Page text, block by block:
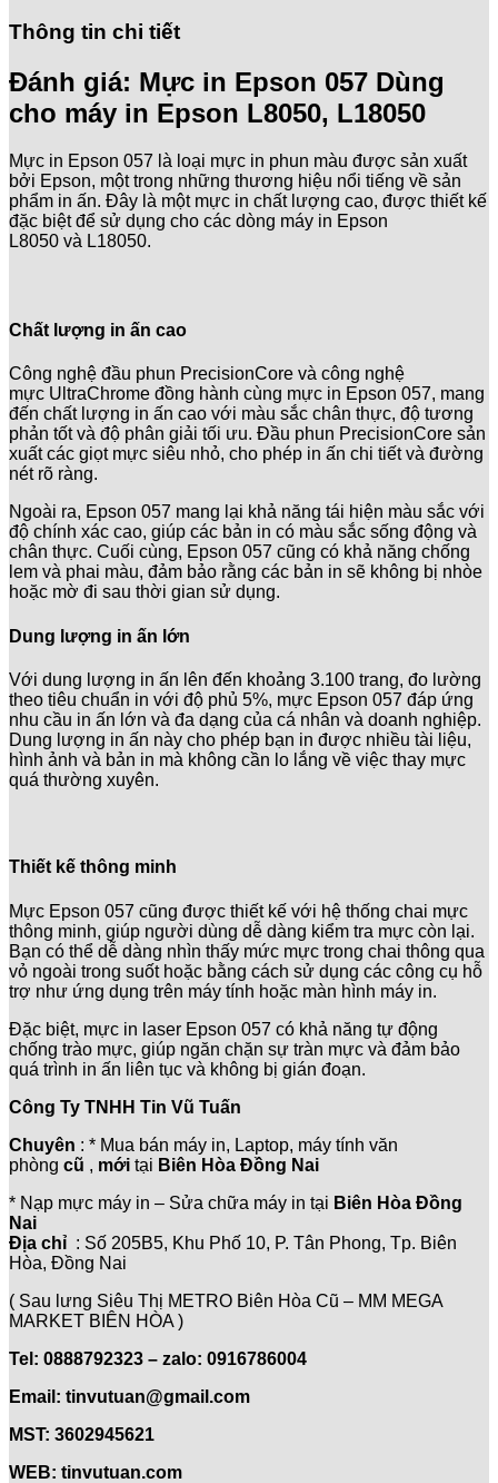
Thông tin chi tiết
Đánh giá: Mực in Epson 057 Dùng
cho máy in Epson L8050, L18050
Mực in Epson 057 là loại mực in phun màu được sản xuất
bởi Epson, một trong những thương hiệu nổi tiếng về sản
phẩm in ấn. Đây là một mực in chất lượng cao, được thiết kế
đặc biệt để sử dụng cho các dòng máy in Epson
L8050 và L18050.
Chất lượng in ấn cao
Công nghệ đầu phun PrecisionCore và công nghệ
mực UltraChrome đồng hành cùng mực in Epson 057, mang
đến chất lượng in ấn cao với màu sắc chân thực, độ tương
phản tốt và độ phân giải tối ưu. Đầu phun PrecisionCore sản
xuất các giọt mực siêu nhỏ, cho phép in ấn chi tiết và đường
nét rõ ràng.
Ngoài ra, Epson 057 mang lại khả năng tái hiện màu sắc với
độ chính xác cao, giúp các bản in có màu sắc sống động và
chân thực. Cuối cùng, Epson 057 cũng có khả năng chống
lem và phai màu, đảm bảo rằng các bản in sẽ không bị nhòe
hoặc mờ đi sau thời gian sử dụng.
Dung lượng in ấn lớn
Với dung lượng in ấn lên đến khoảng 3.100 trang, đo lường
theo tiêu chuẩn in với độ phủ 5%, mực Epson 057 đáp ứng
nhu cầu in ấn lớn và đa dạng của cá nhân và doanh nghiệp.
Dung lượng in ấn này cho phép bạn in được nhiều tài liệu,
hình ảnh và bản in mà không cần lo lắng về việc thay mực
quá thường xuyên.
Thiết kế thông minh
Mực Epson 057 cũng được thiết kế với hệ thống chai mực
thông minh, giúp người dùng dễ dàng kiểm tra mực còn lại.
Bạn có thể dễ dàng nhìn thấy mức mực trong chai thông qua
vỏ ngoài trong suốt hoặc bằng cách sử dụng các công cụ hỗ
trợ như ứng dụng trên máy tính hoặc màn hình máy in.
Đặc biệt, mực in laser Epson 057 có khả năng tự động
chống trào mực, giúp ngăn chặn sự tràn mực và đảm bảo
quá trình in ấn liên tục và không bị gián đoạn.
Công Ty TNHH Tin Vũ Tuấn
Chuyên : * Mua bán máy in, Laptop, máy tính văn
phòng cũ , mới tại Biên Hòa Đồng Nai
* Nạp mực máy in – Sửa chữa máy in tại Biên Hòa Đồng
Nai
Địa chỉ : Số 205B5, Khu Phố 10, P. Tân Phong, Tp. Biên
Hòa, Đồng Nai
( Sau lưng Siêu Thị METRO Biên Hòa Cũ – MM MEGA
MARKET BIÊN HÒA )
Tel: 0888792323 – zalo: 0916786004
Email: tinvutuan@gmail.com
MST: 3602945621
WEB: tinvutuan.com